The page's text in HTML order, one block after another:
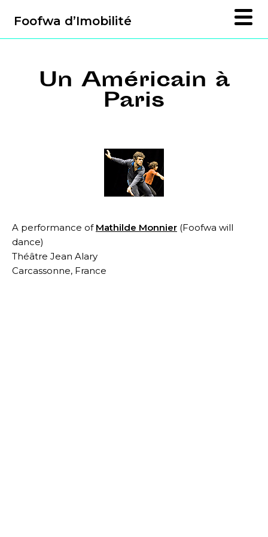
Foofwa d’Imobilité
Un Américain à
Paris
A performance of Mathilde Monnier (Foofwa will
dance)
Théâtre Jean Alary
Carcassonne, France